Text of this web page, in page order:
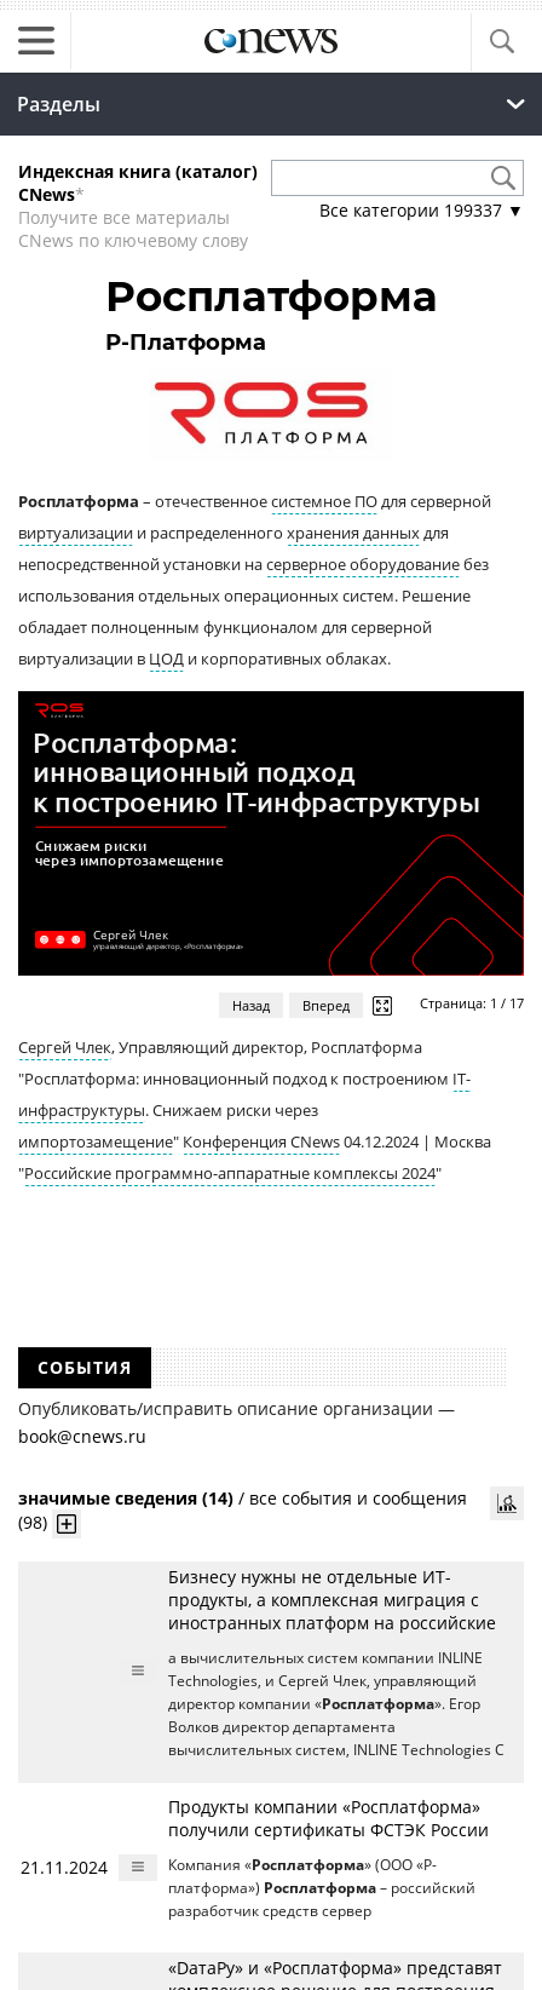
Разделы
Индексная книга (каталог)
CNews*
Получите все материалы
CNews по ключевому слову
Все категории 199337 ▼
Росплатформа
Р-Платформа
Росплатформа – отечественноесистемное ПОдля серверной
виртуализации и распределенного хранения данныхдля
непосредственной установки насерверное оборудованиебез
использования отдельных операционных систем. Решение
обладает полноценным функционалом для серверной
виртуализации в ЦОД и корпоративных облаках.
Назад Вперед Страница: 1 / 17
Сергей Члек, Управляющий директор, Росплатформа
"Росплатформа: инновационный подход к построениюм IT-
инфраструктуры. Снижаем риски через
импортозамещение" Конференция CNews04.12.2024 | Москва
"Российские программно-аппаратные комплексы 2024"
СОБЫТИЯ
Опубликовать/исправить описание организации —
book@cnews.ru
значимые сведения (14) / все события и сообщения
(98)
Бизнесу нужны не отдельные ИТ-
продукты, а комплексная миграция с
иностранных платформ на российские
а вычислительных систем компании INLINE
Technologies, и Сергей Члек, управляющий
директор компании «Росплатформа». Егор
Волков директор департамента
вычислительных систем, INLINE Technologies С
21.11.2024
Продукты компании «Росплатформа»
получили сертификаты ФСТЭК России
Компания «Росплатформа» (ООО «Р-
платформа») Росплатформа – российский
разработчик средств сервер
«DатаРу» и «Росплатформа» представят